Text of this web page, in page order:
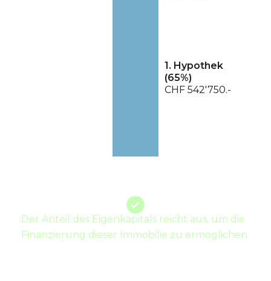
1. Hypothek
(65%)
CHF 542'750.-
Der Anteil des Eigenkapitals reicht aus, um die
Finanzierung dieser Immobilie zu ermöglichen.